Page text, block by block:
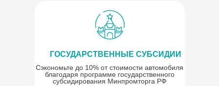
Сэкономьте до 10% от стоимости автомобиля
благодаря программе государственного
субсидирования Минпромторга РФ
ГОСУДАРСТВЕННЫЕ СУБСИДИИ